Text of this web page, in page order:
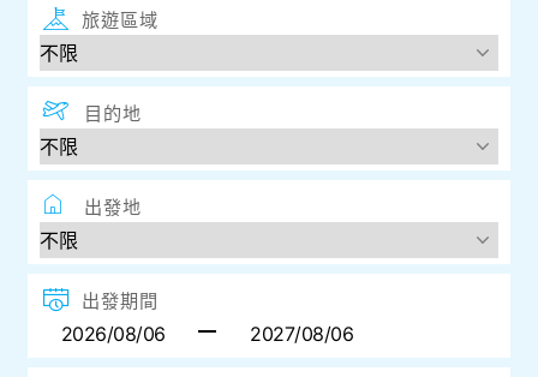
旅遊區域
目的地
出發地
出發期間